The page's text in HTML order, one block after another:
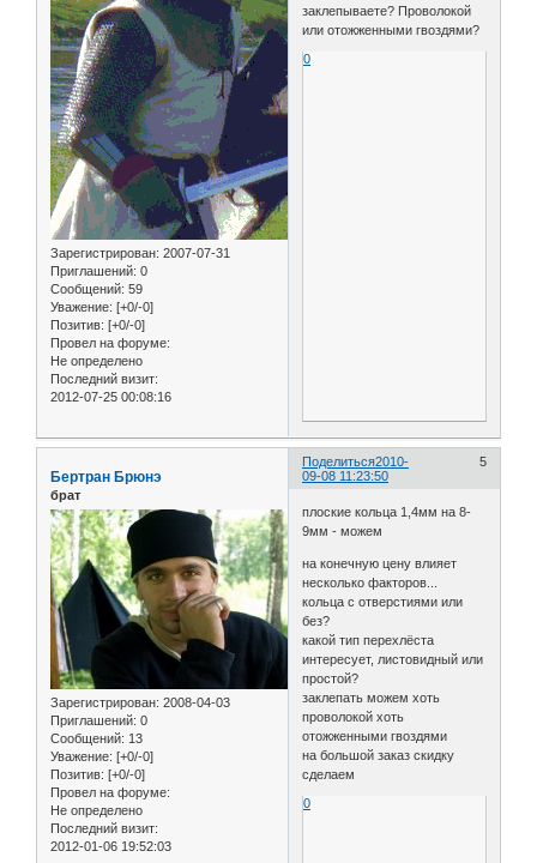
Зарегистрирован: 2007-07-31
Приглашений: 0
Сообщений: 59
Уважение: [+0/-0]
Позитив: [+0/-0]
Провел на форуме:
Не определено
Последний визит:
2012-07-25 00:08:16
заклепываете? Проволокой
или отожженными гвоздями?
0
Поделиться 5
2010-
09-08 11:23:50
Бертран Брюнэ
брат
Зарегистрирован: 2008-04-03
Приглашений: 0
Сообщений: 13
Уважение: [+0/-0]
Позитив: [+0/-0]
Провел на форуме:
Не определено
Последний визит:
2012-01-06 19:52:03
плоские кольца 1,4мм на 8-
9мм - можем
на конечную цену влияет
несколько факторов...
кольца с отверстиями или
без?
какой тип перехлёста
интересует, листовидный или
простой?
заклепать можем хоть
проволокой хоть
отожженными гвоздями
на большой заказ скидку
сделаем
0